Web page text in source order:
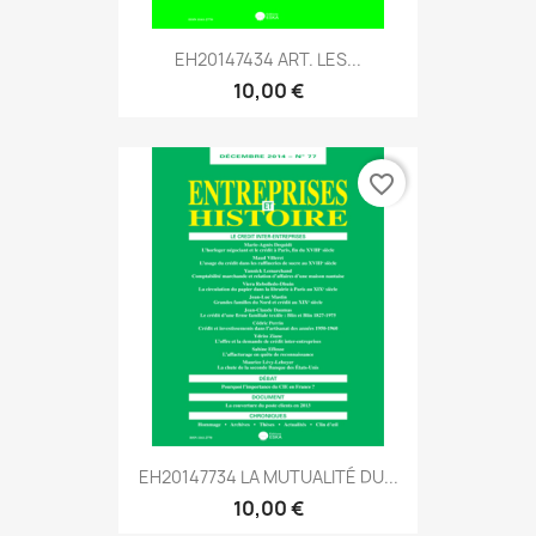
EH20147434 ART. LES...
10,00 €
EH20147734 LA MUTUALITÉ DU...
10,00 €
favorite_border